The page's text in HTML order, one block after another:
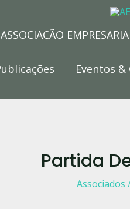
ASSOCIAÇÃO
Eventos &
Partida
Associados